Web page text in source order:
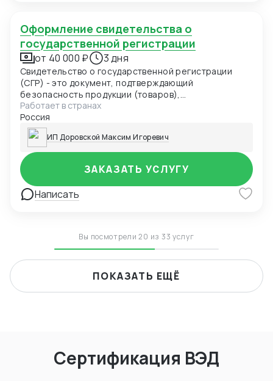
Оформление свидетельства о
государственной регистрации
от 40 000 ₽ 3 дня
Свидетельство о государственной регистрации
(СГР) - это документ, подтверждающий
безопасность продукции (товаров),
удостоверяющий соответствие продукции
(товаров) единым санитарно-эпидемиологическим
и гигиеническим требованиям и выдаваемый
уполномоченным органом в области санитарно-
эпидемиологического благополучия населения по
единой форме.
Работает в странах
Россия
ИП Доровской Максим Игоревич
Написать
ЗАКАЗАТЬ УСЛУГУ
Вы посмотрели 20 из 33 услуг
ПОКАЗАТЬ ЕЩЁ
Сертификация ВЭД